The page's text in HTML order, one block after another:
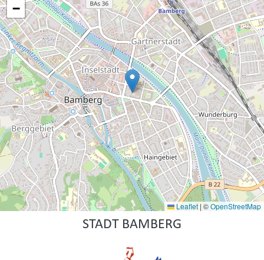
−
Leaflet | ©OpenStreetMap
STADT BAMBERG